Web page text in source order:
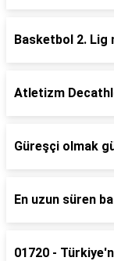
Basketbol 2. Lig
Atletizm
Güreşçi olmak
En uzun süren
01720 -